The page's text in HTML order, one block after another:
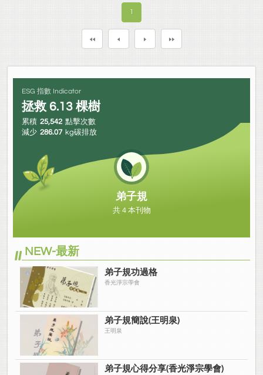
1
ESG 指數 Indicator
拯救 6.13 棵樹
累積 25,542 點擊次數
減少 286.07 kg碳排放
弟子規
共 4 本刊物
NEW-最新
弟子規功過格
香光淨宗學會
弟子規簡說(王明泉)
王明泉
弟子規心得分享(香光淨宗學會)